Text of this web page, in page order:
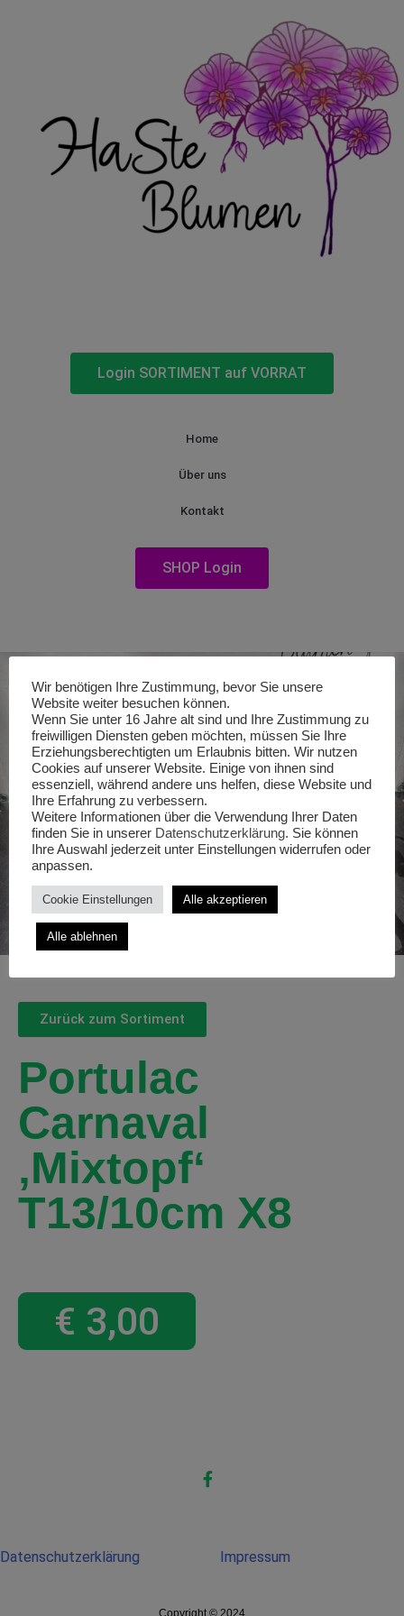
Login SORTIMENT auf VORRAT
Home
Über uns
Kontakt
SHOP Login
Zurück zum Sortiment
Portulac
Carnaval
‚Mixtopf‘
T13/10cm X8
€ 3,00
Impressum
Datenschutzerklärung
Wir benötigen Ihre Zustimmung, bevor Sie unsere
Website weiter besuchen können.
Wenn Sie unter 16 Jahre alt sind und Ihre Zustimmung zu
freiwilligen Diensten geben möchten, müssen Sie Ihre
Erziehungsberechtigten um Erlaubnis bitten. Wir nutzen
Cookies auf unserer Website. Einige von ihnen sind
essenziell, während andere uns helfen, diese Website und
Ihre Erfahrung zu verbessern.
Weitere Informationen über die Verwendung Ihrer Daten
finden Sie in unserer Datenschutzerklärung. Sie können
Ihre Auswahl jederzeit unter Einstellungen widerrufen oder
anpassen.
Cookie Einstellungen Alle akzeptieren
Alle ablehnen